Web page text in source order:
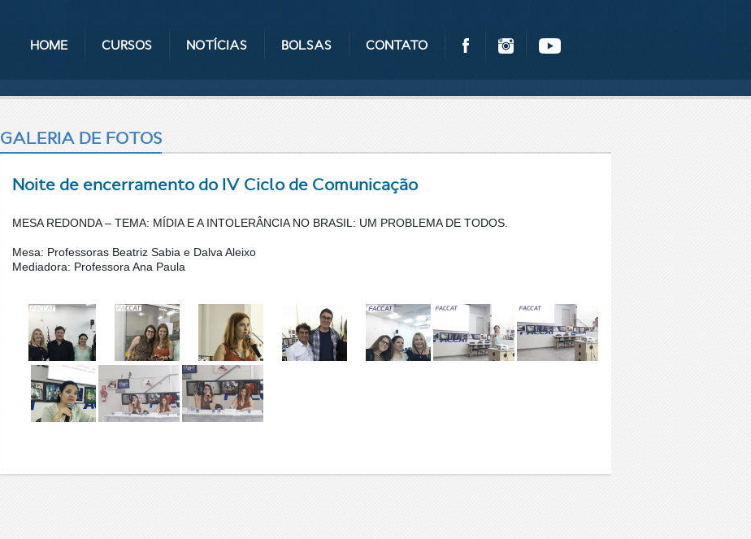
HOME CURSOS NOTÍCIAS BOLSAS CONTATO
GALERIA DE FOTOS
Noite de encerramento do IV Ciclo de Comunicação
MESA REDONDA – TEMA: MÍDIA E A INTOLERÂNCIA NO BRASIL: UM PROBLEMA DE TODOS.
Mesa: Professoras Beatriz Sabia e Dalva Aleixo
Mediadora: Professora Ana Paula